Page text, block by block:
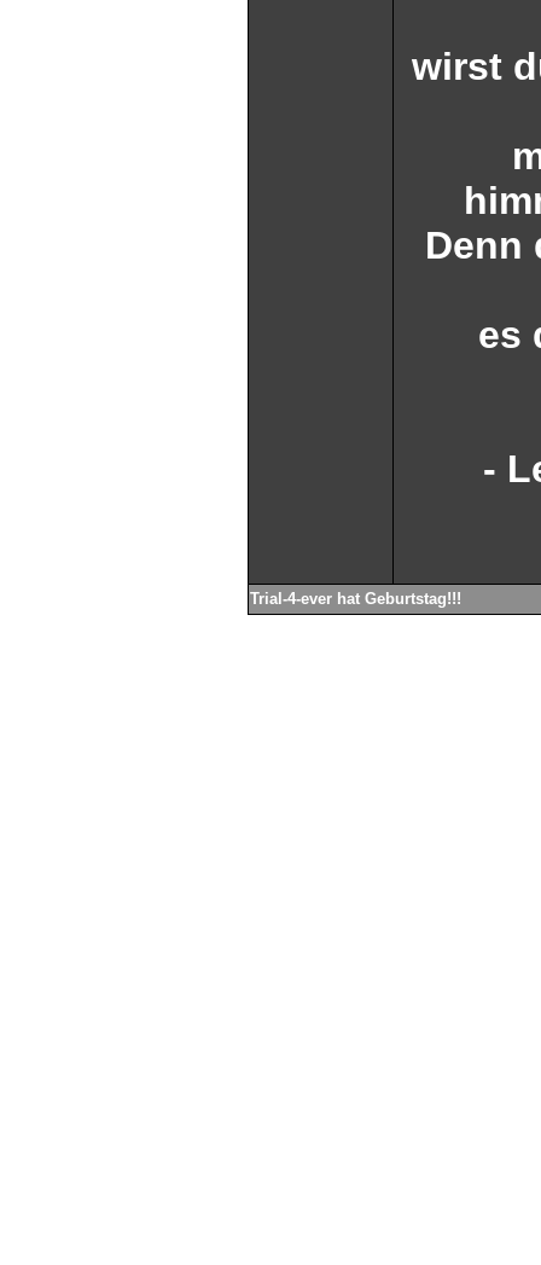
wirst
Denn
es
-
Trial-4-ever hat Geburtstag!!!